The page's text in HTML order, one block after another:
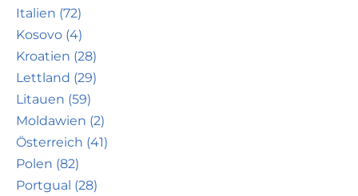
Italien (72)
Kosovo (4)
Kroatien (28)
Lettland (29)
Litauen (59)
Moldawien (2)
Österreich (41)
Polen (82)
Portgual (28)